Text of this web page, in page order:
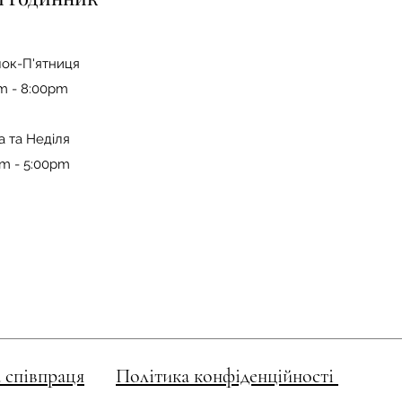
П'ятниця
- 8:00pm
та Неділя
- 5:00pm
Політика конфіденційності